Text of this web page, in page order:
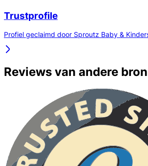
Trustprofile
Profiel geclaimd door Sproutz Baby &
Reviews van andere